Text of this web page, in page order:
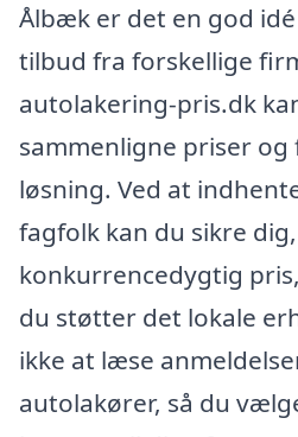
Ålbæk er det en god
tilbud fra forskellige
autolakering-pris.dk
sammenligne priser
løsning. Ved at
fagfolk kan du sikre
konkurrencedygtig
du støtter det lokale
ikke at læse
autolakører, så du